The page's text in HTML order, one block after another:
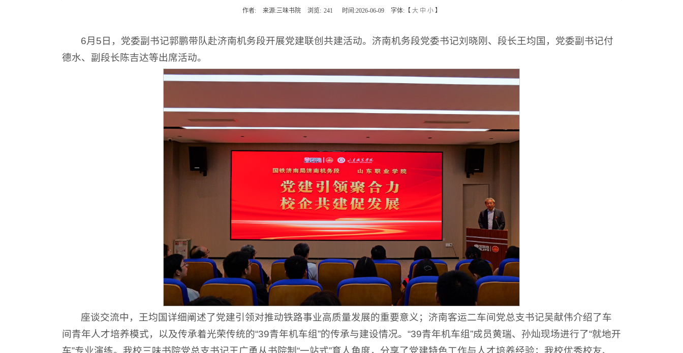
作者: 来源:三味书院 浏览: 241 时间:2026-06-09 字体:【 大 中 小】
6月5日，党委副书记郭鹏带队赴济南机务段开展党建联创共建活动。济南机务段党委书记刘晓刚、段长王均国，党委副书记付
德水、副段长陈吉达等出席活动。
座谈交流中，王均国详细阐述了党建引领对推动铁路事业高质量发展的重要意义；济南客运二车间党总支书记吴献伟介绍了车
间青年人才培养模式，以及传承着光荣传统的“39青年机车组”的传承与建设情况。“39青年机车组”成员黄瑞、孙灿现场进行了“就地开
车”专业演练。我校三味书院党总支书记王广勇从书院制“一站式”育人角度，分享了党建特色工作与人才培养经验；我校优秀校友、